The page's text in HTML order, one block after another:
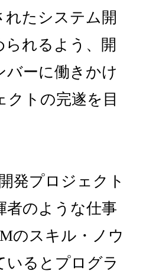
れたシステム開
られるよう、開
バーに働きかけ
クトの完遂を目
発プロジェクト
者のような仕事
のスキル・ノウ
いるとプログラ